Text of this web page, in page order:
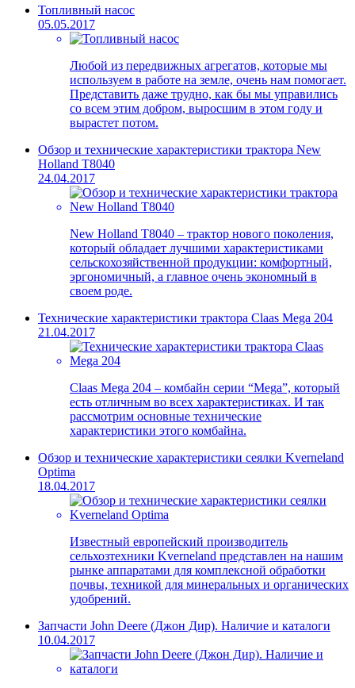
Топливный насос
05.05.2017
Любой из передвижных агрегатов, которые мы
используем в работе на земле, очень нам помогает.
Представить даже трудно, как бы мы управились
со всем этим добром, выросшим в этом году и
вырастет потом.
Обзор и технические характеристики трактора New
Holland T8040
24.04.2017
New Holland T8040 – трактор нового поколения,
который обладает лучшими характеристиками
сельскохозяйственной продукции: комфортный,
эргономичный, а главное очень экономный в
своем роде.
Технические характеристики трактора Claas Mega 204
21.04.2017
Claas Mega 204 – комбайн серии “Mega”, который
есть отличным во всех характеристиках. И так
рассмотрим основные технические
характеристики этого комбайна.
Обзор и технические характеристики сеялки Kverneland
Optima
18.04.2017
Известный европейский производитель
сельхозтехники Kverneland представлен на нашим
рынке аппаратами для комплексной обработки
почвы, техникой для минеральных и органических
удобрений.
Запчасти John Deere (Джон Дир). Наличие и каталоги
10.04.2017